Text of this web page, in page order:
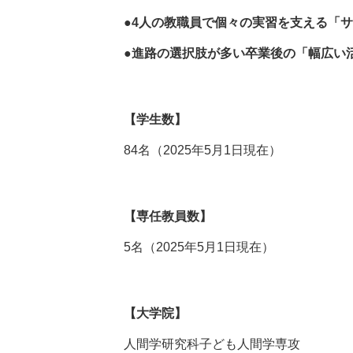
●4人の教職員で個々の実習を支える「サ
●進路の選択肢が多い卒業後の「幅広い
【学生数】
84名（2025年5月1日現在）
【専任教員数】
5名（2025年5月1日現在）
【大学院】
人間学研究科子ども人間学専攻